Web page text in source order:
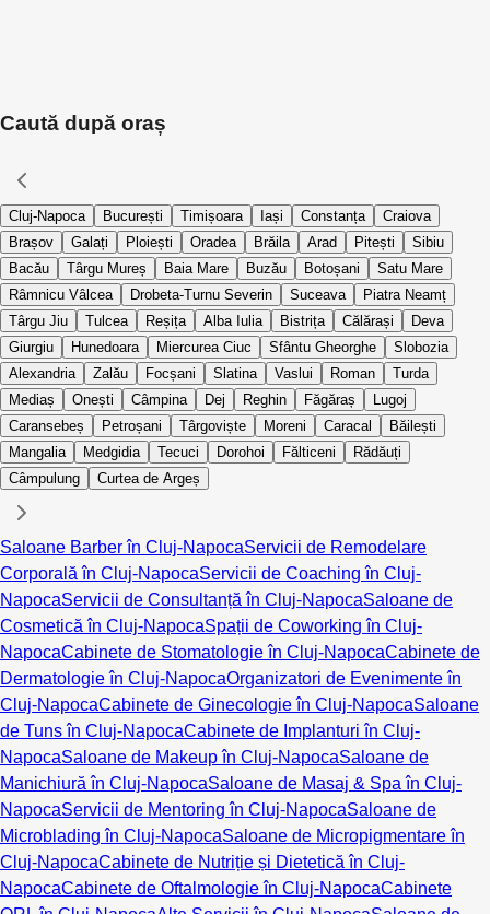
Caută după oraș
Cluj-Napoca București Timișoara Iași Constanța
Craiova
Brașov
Galați Ploiești Oradea Brăila Arad Pitești
Sibiu
Bacău
Târgu Mureș Baia Mare Buzău Botoșani
Satu Mare
Râmnicu Vâlcea
Drobeta-Turnu Severin Suceava
Piatra Neamț
Târgu Jiu
Tulcea Reșița Alba Iulia Bistrița Călărași
Deva
Giurgiu
Hunedoara Miercurea Ciuc Sfântu Gheorghe
Slobozia
Alexandria
Zalău Focșani Slatina Vaslui Roman
Turda
Mediaș
Onești Câmpina Dej Reghin Făgăraș
Lugoj
Caransebeș
Petroșani Târgoviște Moreni Caracal
Băilești
Mangalia
Medgidia Tecuci Dorohoi Fălticeni
Rădăuți
Câmpulung
Curtea de Argeș
Saloane Barber în Cluj-NapocaServicii de Remodelare
Corporală în Cluj-NapocaServicii de Coaching în Cluj-
NapocaServicii de Consultanță în Cluj-NapocaSaloane de
Cosmetică în Cluj-NapocaSpații de Coworking în Cluj-
NapocaCabinete de Stomatologie în Cluj-NapocaCabinete de
Dermatologie în Cluj-NapocaOrganizatori de Evenimente în
Cluj-NapocaCabinete de Ginecologie în Cluj-NapocaSaloane
de Tuns în Cluj-NapocaCabinete de Implanturi în Cluj-
NapocaSaloane de Makeup în Cluj-NapocaSaloane de
Manichiură în Cluj-NapocaSaloane de Masaj & Spa în Cluj-
NapocaServicii de Mentoring în Cluj-NapocaSaloane de
Microblading în Cluj-NapocaSaloane de Micropigmentare în
Cluj-NapocaCabinete de Nutriție și Dietetică în Cluj-
NapocaCabinete de Oftalmologie în Cluj-NapocaCabinete